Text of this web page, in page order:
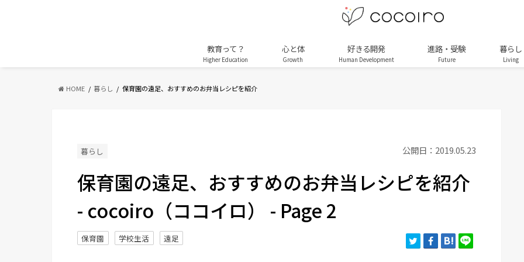
教育って？
Higher Education
心と体
Growth
好きる開発
Human Development
進路・受験
Future
暮らし
Living
HOME 暮らし 保育園の遠足、おすすめのお弁当レシピを紹介
暮らし 公開日：2019.05.23
保育園の遠足、おすすめのお弁当レシピを紹介
- cocoiro（ココイロ） - Page 2
保育園 学校生活 遠足